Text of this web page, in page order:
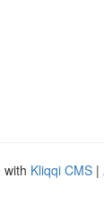
with Kliqqi CMS |